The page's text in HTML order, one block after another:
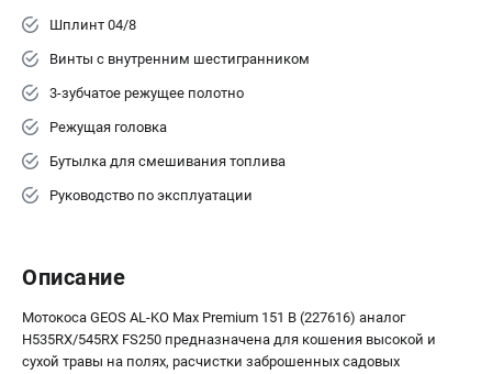
Шплинт 04/8
Винты с внутренним шестигранником
3-зубчатое режущее полотно
Режущая головка
Бутылка для смешивания топлива
Руководство по эксплуатации
Описание
Мотокоса GEOS AL-KO Max Premium 151 B (227616) аналог
H535RX/545RX FS250 предназначена для кошения высокой и
сухой травы на полях, расчистки заброшенных садовых